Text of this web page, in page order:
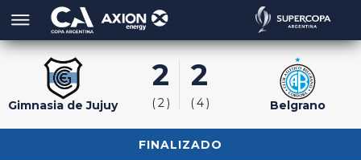
FINALIZADO
Gimnasia de Jujuy
2
2
2
4 Belgrano